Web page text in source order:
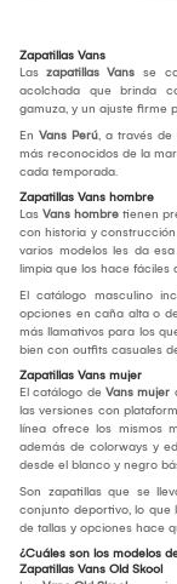
Zapatillas Vans
Las zapatillas Vans se
acolchada que brinda
gamuza, y un ajuste firme
En Vans Perú, a través de
más reconocidos de la
cada temporada.
Zapatillas Vans hombre
Las Vans hombre tienen
con historia y
varios modelos les da
limpia que los hace fáciles
El catálogo masculino
opciones en caña alta o
más llamativos para los
bien con outfits casuales
Zapatillas Vans mujer
El catálogo de Vans mujer
las versiones con
línea ofrece los mismos
además de colorways y
desde el blanco y negro
Son zapatillas que se
conjunto deportivo, lo que
de tallas y opciones hace
¿Cuáles son los modelos
Zapatillas Vans Old Skool